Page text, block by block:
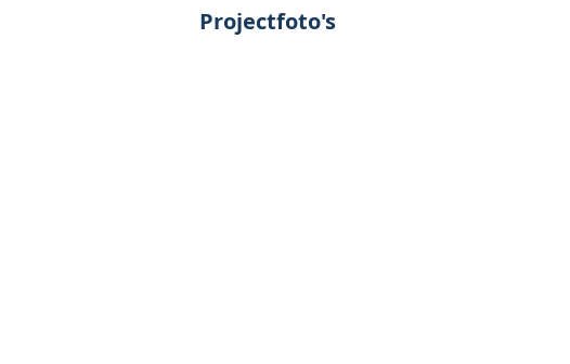
Projectfoto's